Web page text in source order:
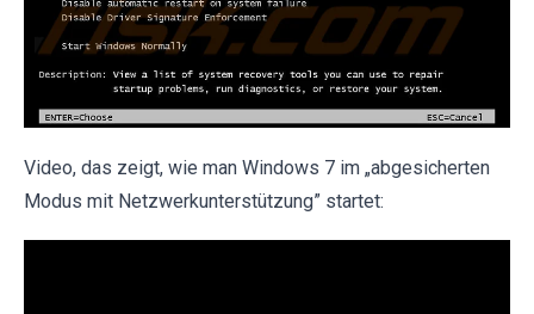
Video, das zeigt, wie man Windows 7 im „abgesicherten
Modus mit Netzwerkunterstützung” startet: